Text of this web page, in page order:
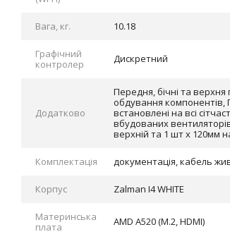
Вага, кг. 10.18
Графічний
контролер
Дискретний
Додатково
Передня, бічні та верхня
обдування компонентів,
встановлені на всі
вбудованих
верхній та 1 шт х 120мм
Комплектація документація, кабель
Корпус Zalman I4 WHITE
Материнська
плата
AMD A520 (M.2, HDMI)